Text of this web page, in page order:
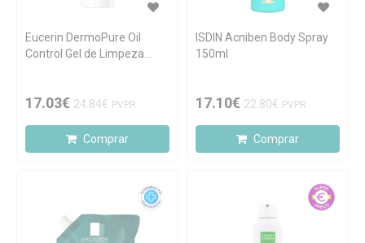
Eucerin DermoPure Oil
Control Gel de Limpeza
17.03€ 24.84€ PVPR
Comprar
ISDIN Acniben Body Spray
150ml
17.10€ 22.80€ PVPR
Comprar